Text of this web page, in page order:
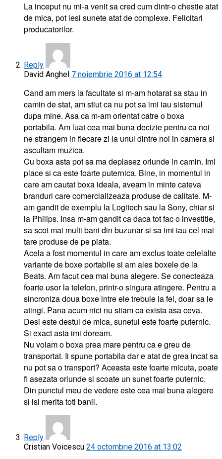
La inceput nu mi-a venit sa cred cum dintr-o chestie atat
de mica, pot iesi sunete atat de complexe. Felicitari
producatorilor.
Reply
David Anghel 7 noiembrie 2016 at 12:54
Cand am mers la facultate si m-am hotarat sa stau in
camin de stat, am stiut ca nu pot sa imi iau sistemul
dupa mine. Asa ca m-am orientat catre o boxa
portabila. Am luat cea mai buna decizie pentru ca noi
ne strangem in fiecare zi la unul dintre noi in camera si
ascultam muzica.
Cu boxa asta pot sa ma deplasez oriunde in camin. Imi
place si ca este foarte puternica. Bine, in momentul in
care am cautat boxa ideala, aveam in minte cateva
branduri care comercializeaza produse de calitate. M-
am gandit de exemplu la Logitech sau la Sony, chiar si
la Philips. Insa m-am gandit ca daca tot fac o investitie,
sa scot mai multi bani din buzunar si sa imi iau cel mai
tare produse de pe piata.
Acela a fost momentul in care am exclus toate celelalte
variante de boxe portabile si am ales boxele de la
Beats. Am facut cea mai buna alegere. Se conecteaza
foarte usor la telefon, printr-o singura atingere. Pentru a
sincroniza doua boxe intre ele trebuie la fel, doar sa le
atingi. Pana acum nici nu stiam ca exista asa ceva.
Desi este destul de mica, sunetul este foarte puternic.
Si exact asta imi doream.
Nu voiam o boxa prea mare pentru ca e greu de
transportat. Ii spune portabila dar e atat de grea incat sa
nu pot sa o transport? Aceasta este foarte micuta, poate
fi asezata oriunde si scoate un sunet foarte puternic.
Din punctul meu de vedere este cea mai buna alegere
si isi merita toti banii.
Reply
Cristian Voicescu 24 octombrie 2016 at 13:02